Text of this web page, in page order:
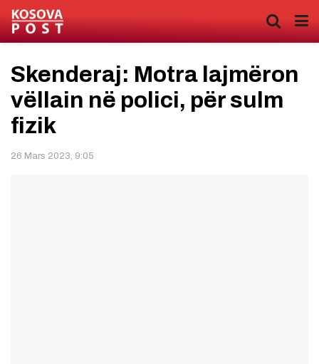
Skenderaj: Motra lajmëron
vëllain në polici, për sulm
fizik
26 Mars 2023, 9:05